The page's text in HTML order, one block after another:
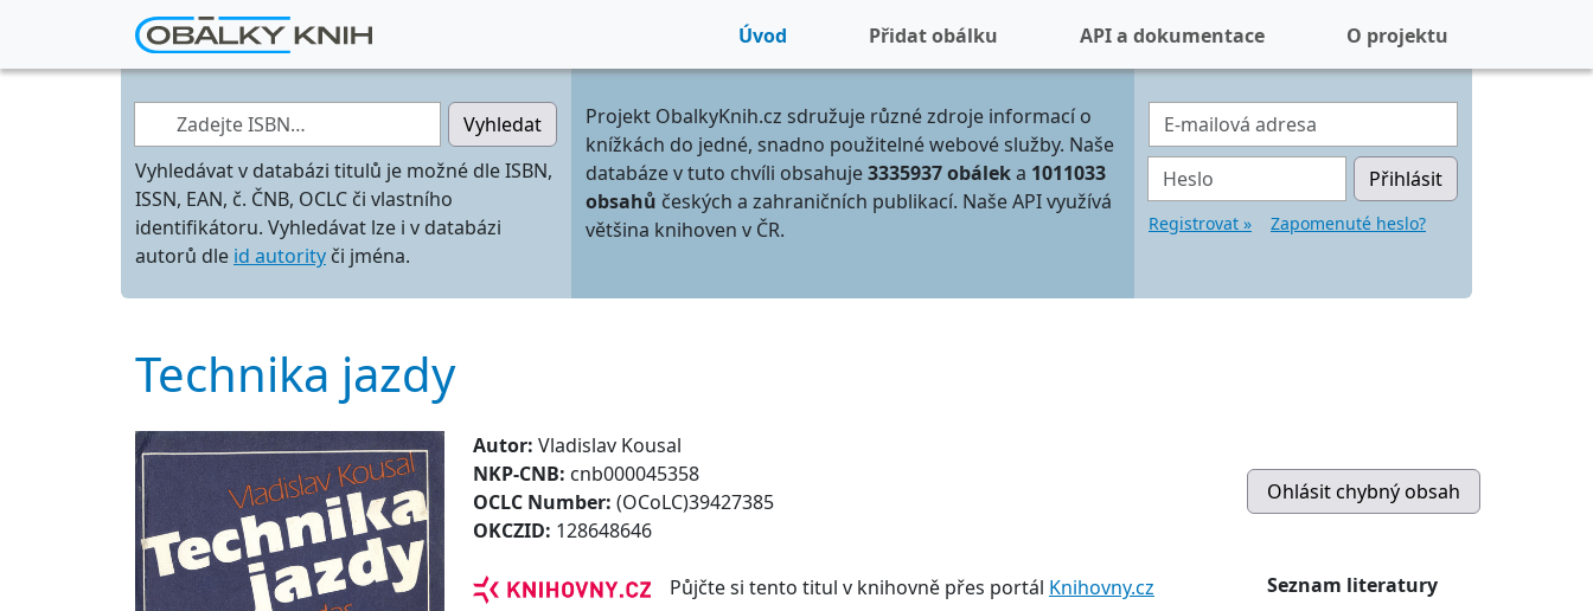
Úvod Přidat obálku API a dokumentace O projektu
Zadejte ISBN…
Vyhledat
Vyhledávat v databázi titulů je možné dle ISBN,
ISSN, EAN, č. ČNB, OCLC či vlastního
identifikátoru. Vyhledávat lze i v databázi
autorů dle id autority či jména.
Projekt ObalkyKnih.cz sdružuje různé zdroje informací o
knížkách do jedné, snadno použitelné webové služby. Naše
databáze v tuto chvíli obsahuje3335937 obáleka 1011033
obsahů českých a zahraničních publikací. Naše API využívá
většina knihoven v ČR.
E-mailová adresa
Heslo Přihlásit
Registrovat » Zapomenuté heslo?
Technika jazdy
Autor: Vladislav Kousal
NKP-CNB: cnb000045358
OCLC Number: (OCoLC)39427385
OKCZID: 128648646
Půjčte si tento titul v knihovně přes portál Knihovny.cz Seznam literatury